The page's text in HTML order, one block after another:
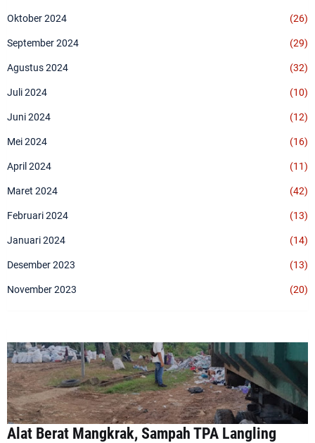
Oktober 2024 (26)
September 2024 (29)
Agustus 2024 (32)
Juli 2024 (10)
Juni 2024 (12)
Mei 2024 (16)
April 2024 (11)
Maret 2024 (42)
Februari 2024 (13)
Januari 2024 (14)
Desember 2023 (13)
November 2023 (20)
Alat Berat Mangkrak, Sampah TPA Langling